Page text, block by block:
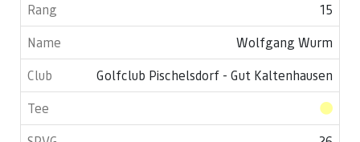
15
Wolfgang Wurm
Golfclub Pischelsdorf - Gut Kaltenhausen